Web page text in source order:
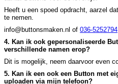
Heeft u een spoed opdracht, aarzel
te nemen.
info@buttonsmaken.nl of 036-5252794
4. Kan ik ook gepersonaliseerde
verschillende namen erop?
Dit is mogelijk, neem daarvoor even
5. Kan ik een ook een Button met
uploaden via mijn telefoon?